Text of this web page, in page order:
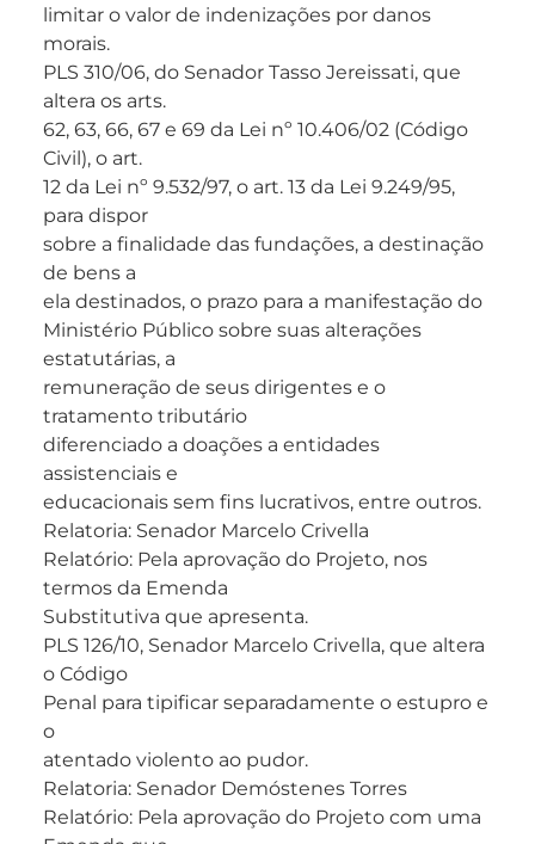
limitar o valor de indenizações por danos
morais.
PLS 310/06, do Senador Tasso Jereissati, que
altera os arts.
62, 63, 66, 67 e 69 da Lei nº 10.406/02 (Código
Civil), o art.
12 da Lei nº 9.532/97, o art. 13 da Lei 9.249/95,
para dispor
sobre a finalidade das fundações, a destinação
de bens a
ela destinados, o prazo para a manifestação do
Ministério Público sobre suas alterações
estatutárias, a
remuneração de seus dirigentes e o
tratamento tributário
diferenciado a doações a entidades
assistenciais e
educacionais sem fins lucrativos, entre outros.
Relatoria: Senador Marcelo Crivella
Relatório: Pela aprovação do Projeto, nos
termos da Emenda
Substitutiva que apresenta.
PLS 126/10, Senador Marcelo Crivella, que altera
o Código
Penal para tipificar separadamente o estupro e
o
atentado violento ao pudor.
Relatoria: Senador Demóstenes Torres
Relatório: Pela aprovação do Projeto com uma